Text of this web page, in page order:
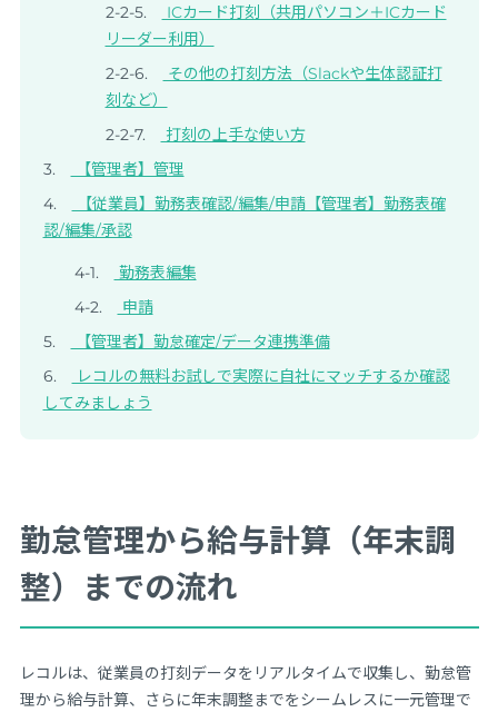
ICカード打刻（共用パソコン＋ICカード
リーダー利用）
その他の打刻方法（Slackや生体認証打
刻など）
打刻の上手な使い方
【管理者】管理
【従業員】勤務表確認/編集/申請【管理者】勤務表確
認/編集/承認
勤務表編集
申請
【管理者】勤怠確定/データ連携準備
レコルの無料お試しで実際に自社にマッチするか確認
してみましょう
勤怠管理から給与計算（年末調
整）までの流れ
レコルは、従業員の打刻データをリアルタイムで収集し、勤怠管
理から給与計算、さらに年末調整までをシームレスに一元管理で